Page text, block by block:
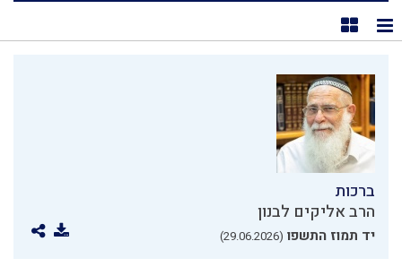
תצוגת רשימה
תצוגת קוביות
ברכות
הרב אליקים לבנון
יד תמוז התשפו (29.06.2026)